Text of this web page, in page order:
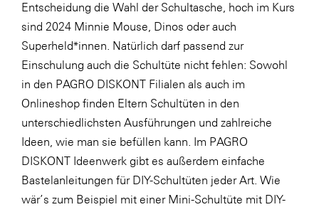
SPIEGLTEC
STIHL Tirol
Trend Micro
TAG GmbH
VALETTA
Verband Druck Medien Österreich
Wirtschaftskammer Salzburg
WKS Fachgruppe Fahrzeughandel und
Entscheidung die Wahl der Schultasche, hoch im Kurs
sind 2024 Minnie Mouse Dinos oder auch
Superheld*innen . Natürlich darf passend zur
Einschulung auch die Schultüte nicht fehlen: Sowohl
in den PAGRO DISKONT Filialen als auch im
Onlineshop finden Eltern Schultüten in den
unterschiedlichsten Ausführungen und zahlreiche
Ideen, wie man sie befüllen kann. Im PAGRO
DISKONT Ideenwerk gibt es außerdem einfache
Bastelanleitungen für DIY-Schultüten jeder Art. Wie
wär’s zum Beispiel mit einer Mini-Schultüte mit DIY-